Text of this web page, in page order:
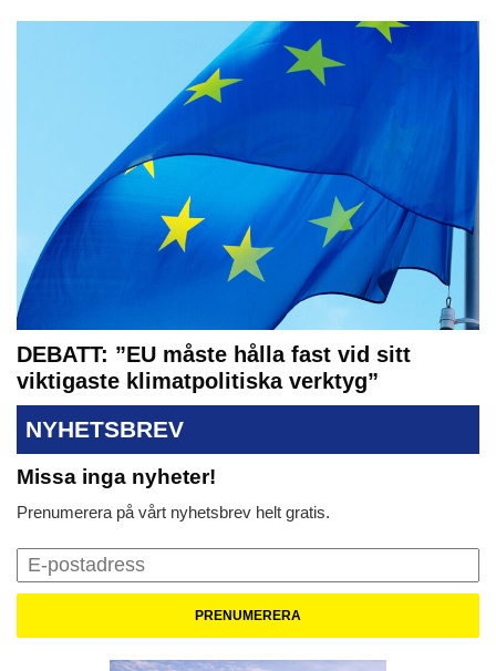
DEBATT: ”EU måste hålla fast vid sitt
viktigaste klimatpolitiska verktyg”
NYHETSBREV
Missa inga nyheter!
Prenumerera på vårt nyhetsbrev helt gratis.